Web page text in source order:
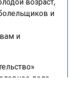
возраст,
и
и